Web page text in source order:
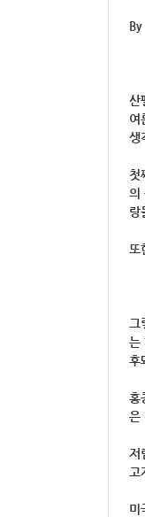
산
여
생
첫
의
랑
또
그
는
후
홍
은
저
고
미